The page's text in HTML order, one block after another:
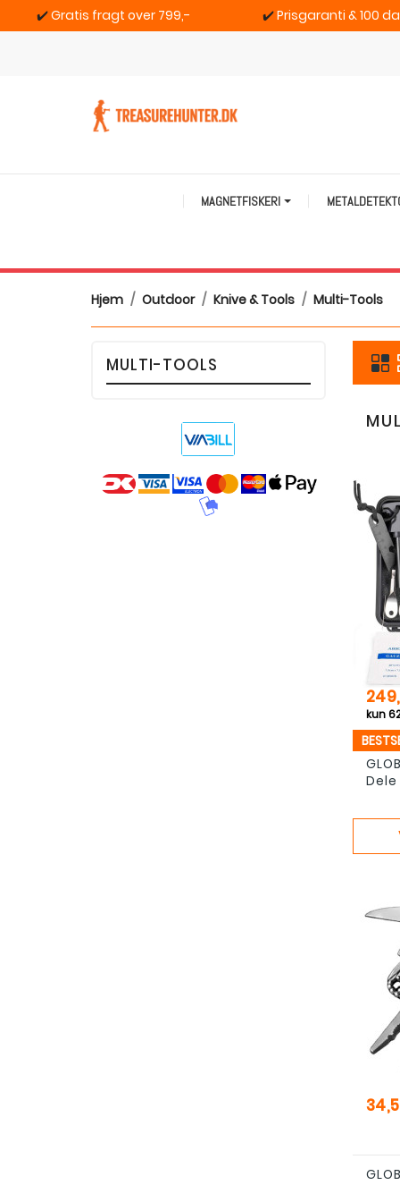
✔️Gratis fragt over 799,- ✔️Prisgaranti & 100
MAGNETFISKERI
Hjem Outdoor Knive & Tools Multi-Tools
MULTI-TOOLS
Pris
Dele
Pris